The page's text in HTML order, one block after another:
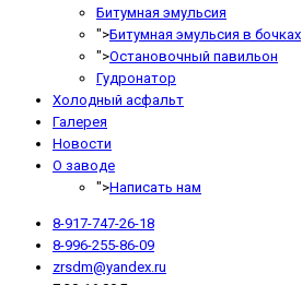
Битумная эмульсия
">Битумная эмульсия в бочках
">Остановочный павильон
Гудронатор
Холодный асфальт
Галерея
Новости
О заводе
">Написать нам
8-917-747-26-18
8-996-255-86-09
zrsdm@yandex.ru